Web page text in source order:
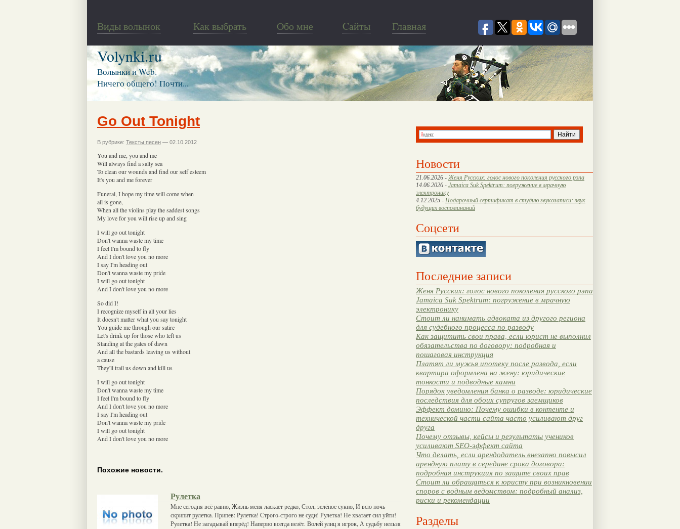
Виды волынок Как выбрать Обо мне Cайты Главная
Volynki.ru
Волынки и Web.
Ничего общего! Почти...
Новости
21.06.2026 - Женя Русских: голос нового поколения русского рэпа
14.06.2026 - Jamaica Suk Spektrum: погружение в мрачную
электронику
4.12.2025 - Подарочный сертификат в студию звукозаписи: звук
будущих воспоминаний
Соцсети
Последние записи
Женя Русских: голос нового поколения русского рэпа
Jamaica Suk Spektrum: погружение в мрачную
электронику
Стоит ли нанимать адвоката из другого региона
для судебного процесса по разводу
Как защитить свои права, если юрист не выполнил
обязательства по договору: подробная и
пошаговая инструкция
Платят ли мужья ипотеку после развода, если
квартира оформлена на жену: юридические
тонкости и подводные камни
Порядок уведомления банка о разводе: юридические
последствия для обоих супругов заемщиков
Эффект домино: Почему ошибки в контенте и
технической части сайта часто усиливают друг
друга
Почему отзывы, кейсы и результаты учеников
усиливают SEO-эффект сайта
Что делать, если арендодатель внезапно повысил
арендную плату в середине срока договора:
подробная инструкция по защите своих прав
Стоит ли обращаться к юристу при возникновении
споров с водным ведомством: подробный анализ,
риски и рекомендации
Разделы
Go Out Tonight
В рубрике: Тексты песен — 02.10.2012
You and me, you and me
Will always find a salty sea
To clean our wounds and find our self esteem
It's you and me forever
Funeral, I hope my time will come when
all is gone,
When all the violins play the saddest songs
My love for you will rise up and sing
I will go out tonight
Don't wanna waste my time
I feel I'm bound to fly
And I don't love you no more
I say I'm heading out
Don't wanna waste my pride
I will go out tonight
And I don't love you no more
So did I!
I recognize myself in all your lies
It doesn't matter what you say tonight
You guide me through our satire
Let's drink up for those who left us
Standing at the gates of dawn
And all the bastards leaving us without
a cause
They'll trail us down and kill us
I will go out tonight
Don't wanna waste my time
I feel I'm bound to fly
And I don't love you no more
I say I'm heading out
Don't wanna waste my pride
I will go out tonight
And I don't love you no more
Похожие новости.
Рулетка
Мне сегодня всё равно, Жизнь меня ласкает редко, Стол, зелёное сукно, И всю ночь
скрипит рулетка. Припев: Рулетка! Строго-строго не суди! Рулетка! Не хватает сил уйти!
Рулетка! Не загадывай вперёд! Наперво всегда везёт. Волей улиц я игрок, А судьбу нельзя